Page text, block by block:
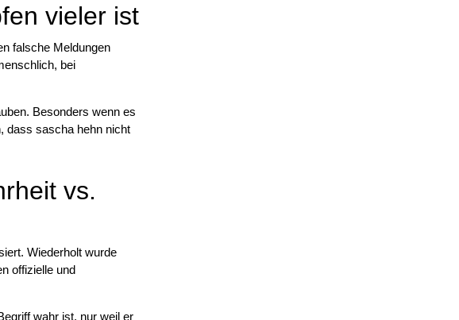
vieler ist
falsche Meldungen
bei
Besonders wenn es
dass sascha hehn nicht
vs.
Wiederholt wurde
offizielle und
wahr ist, nur weil er